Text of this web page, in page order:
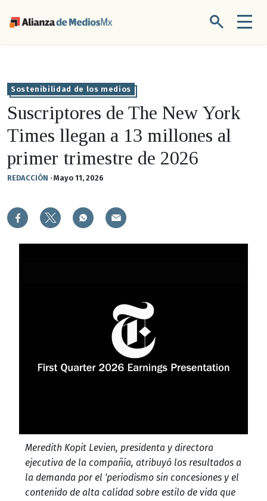
Sostenibilidad de los medios
Suscriptores de The New York
Times llegan a 13 millones al
primer trimestre de 2026
REDACCIÓN · Mayo 11, 2026
Meredith Kopit Levien, presidenta y directora
ejecutiva de la compañía, atribuyó los resultados a
la demanda por el 'periodismo sin concesiones y el
contenido de alta calidad sobre estilo de vida que